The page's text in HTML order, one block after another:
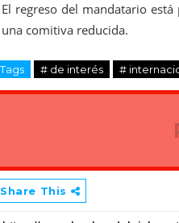
El regreso del mandatario
una comitiva reducida.
Tags # de interés #
Share This